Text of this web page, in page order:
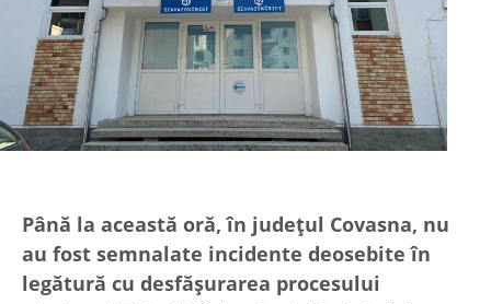
Până la această oră, în județul Covasna, nu
au fost semnalate incidente deosebite în
legătură cu desfășurarea procesului